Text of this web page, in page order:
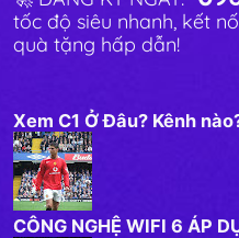
tốc độ siêu nhanh, kết
quà tặng hấp dẫn!
Xem C1 Ở Đâu? Kênh
CÔNG NGHỆ WIFI 6 ÁP